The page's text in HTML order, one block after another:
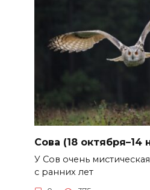
Сова (18 октября–14
У Сов очень
с ранних лет